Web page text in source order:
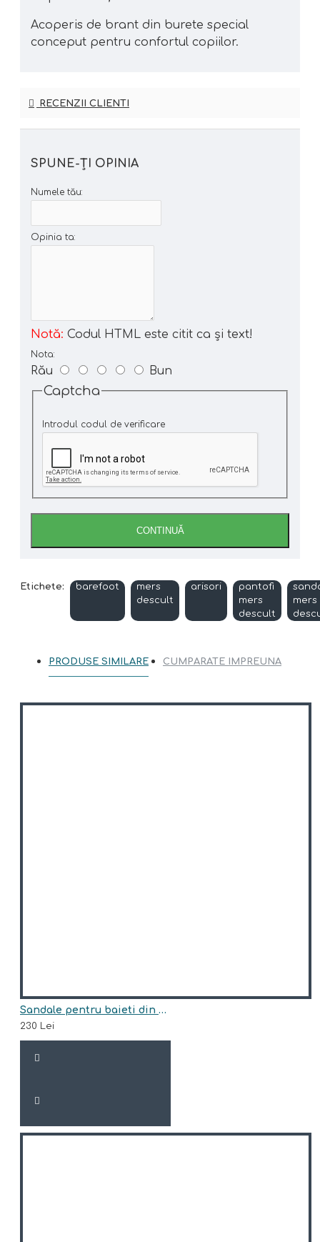
Acoperis de brant din burete special
conceput pentru confortul copiilor.
RECENZII CLIENTI
SPUNE-ŢI OPINIA
Numele tău:
Opinia ta:
Notă: Codul HTML este citit ca şi text!
Nota:
Rău Bun
Captcha
Introdul codul de verificare
CONTINUĂ
Etichete: barefoot
mers
descult
arisori
pantofi
mers
descult
mers
PRODUSE SIMILARE CUMPARATE IMPREUNA
Sandale pentru baieti din piele naturala model WIRAT
230 Lei